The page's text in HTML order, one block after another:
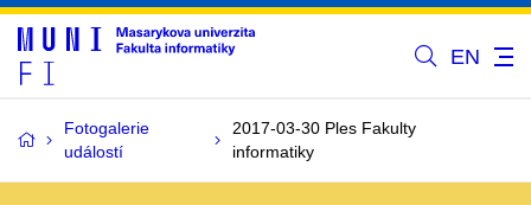
EN
Fotogalerie
událostí
2017-03-30 Ples Fakulty
informatiky